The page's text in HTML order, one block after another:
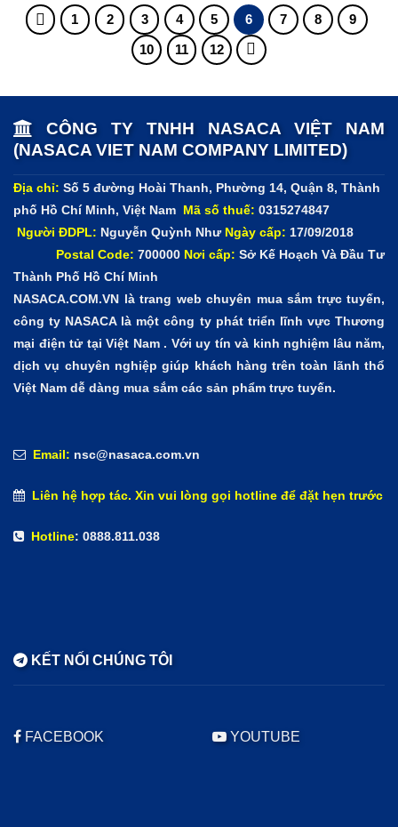
1 2 3 4 5 6 7 8
9
10
11 12
CÔNG TY TNHH NASACA VIỆT NAM
(NASACA VIET NAM COMPANY LIMITED)
Địa chỉ: Số 5 đường Hoài Thanh, Phường 14, Quận 8, Thành
phố Hồ Chí Minh, Việt Nam Mã số thuế: 0315274847
Người ĐDPL: Nguyễn Quỳnh Như Ngày cấp: 17/09/2018
Postal Code: 700000 Nơi cấp: Sở Kế Hoạch Và Đầu Tư
Thành Phố Hồ Chí Minh
NASACA.COM.VN là trang web chuyên mua sắm trực tuyến,
công ty NASACA là một công ty phát triển lĩnh vực Thương
mại điện tử tại Việt Nam . Với uy tín và kinh nghiệm lâu năm,
dịch vụ chuyên nghiệp giúp khách hàng trên toàn lãnh thổ
Việt Nam dễ dàng mua sắm các sản phẩm trực tuyến.
Email: nsc@nasaca.com.vn
Liên hệ hợp tác. Xin vui lòng gọi hotline để đặt hẹn trước
Hotline: 0888.811.038
KẾT NỐI CHÚNG TÔI
FACEBOOK YOUTUBE